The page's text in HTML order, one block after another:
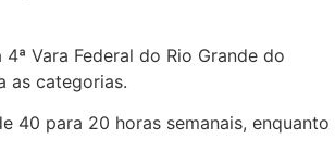
Vara Federal do Rio Grande do
as categorias.
40 para 20 horas semanais, enquanto